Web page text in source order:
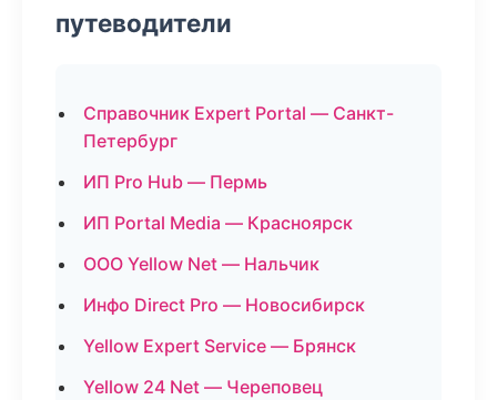
путеводители
Справочник Expert Portal — Санкт-
Петербург
ИП Pro Hub — Пермь
ИП Portal Media — Красноярск
ООО Yellow Net — Нальчик
Инфо Direct Pro — Новосибирск
Yellow Expert Service — Брянск
Yellow 24 Net — Череповец